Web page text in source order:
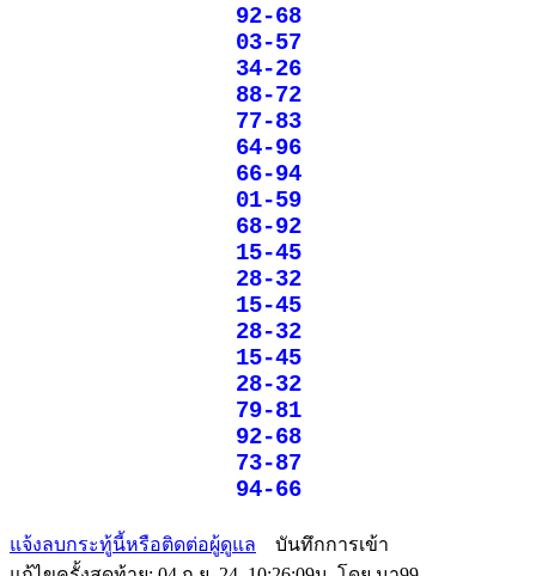
92-68
03-57
34-26
88-72
77-83
64-96
66-94
01-59
68-92
15-45
28-32
15-45
28-32
15-45
28-32
79-81
92-68
73-87
94-66
แจ้งลบกระทู้นี้หรือติดต่อผู้ดูแล
บันทึกการเข้า